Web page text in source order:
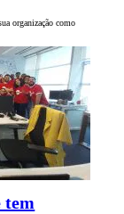
organização como
tem